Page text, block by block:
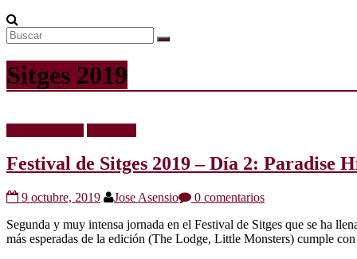
Sitges 2019
Festival de Sitges 2019 – Día 2:
9 octubre, 2019 Jose Asensio
0 comentarios
Segunda y muy intensa jornada en el Festival de Sitges que se ha
más esperadas de la edición (The Lodge, Little Monsters) cumple con